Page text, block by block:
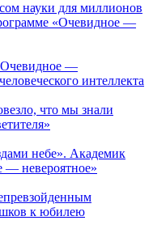
науки для миллионов
«Очевидное —
—
интеллекта
что мы знали
небе». Академик
— невероятное»
к юбилею